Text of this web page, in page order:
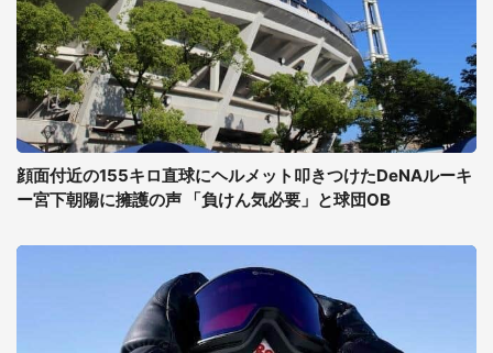
顔面付近の155キロ直球にヘルメット叩きつけたDeNAルーキ
ー宮下朝陽に擁護の声 「負けん気必要」と球団OB